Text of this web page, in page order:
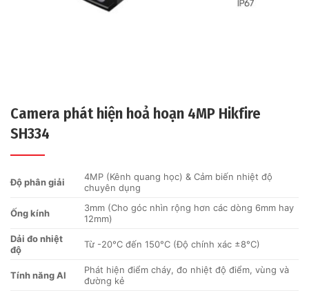
Camera phát hiện hoả hoạn 4MP Hikfire
SH334
Độ phân giải
4MP (Kênh quang học) & Cảm biến nhiệt độ
chuyên dụng
Ống kính
3mm (Cho góc nhìn rộng hơn các dòng 6mm hay
12mm)
Dải đo nhiệt
độ
Từ -20°C đến 150°C (Độ chính xác ±8°C)
Tính năng AI
Phát hiện điểm cháy, đo nhiệt độ điểm, vùng và
đường kẻ